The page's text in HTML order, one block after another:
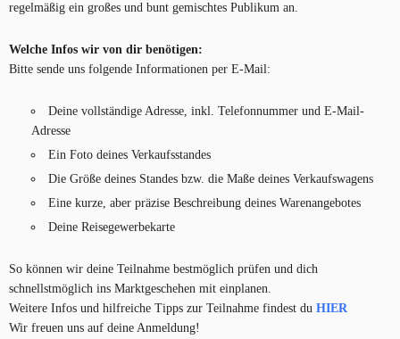
regelmäßig ein großes und bunt gemischtes Publikum an.
Welche Infos wir von dir benötigen:
Bitte sende uns folgende Informationen per E-Mail:
Deine vollständige Adresse, inkl. Telefonnummer und E-Mail-
Adresse
Ein Foto deines Verkaufsstandes
Die Größe deines Standes bzw. die Maße deines Verkaufswagens
Eine kurze, aber präzise Beschreibung deines Warenangebotes
Deine Reisegewerbekarte
So können wir deine Teilnahme bestmöglich prüfen und dich
schnellstmöglich ins Marktgeschehen mit einplanen.
Weitere Infos und hilfreiche Tipps zur Teilnahme findest du HIER
Wir freuen uns auf deine Anmeldung!